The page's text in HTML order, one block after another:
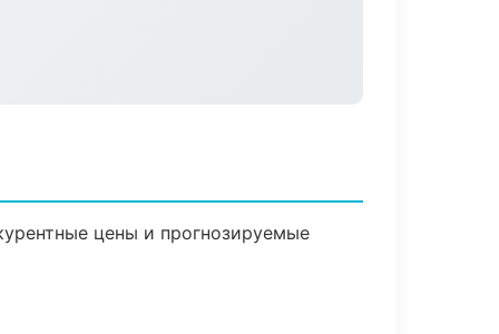
цены и прогнозируемые